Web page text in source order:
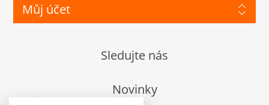
Můj účet
Sledujte nás
Novinky